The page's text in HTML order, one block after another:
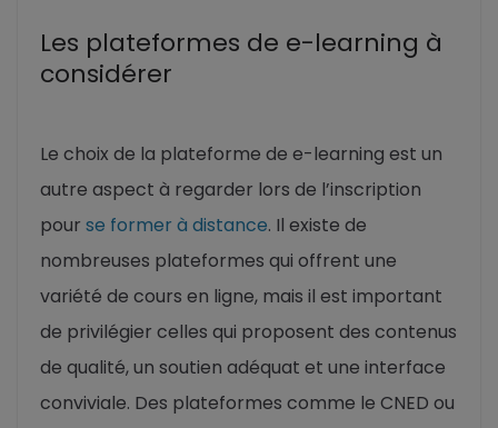
Les plateformes de e-learning à
considérer
Le choix de la plateforme de e-learning est un
autre aspect à regarder lors de l’inscription
pour se former à distance. Il existe de
nombreuses plateformes qui offrent une
variété de cours en ligne, mais il est important
de privilégier celles qui proposent des contenus
de qualité, un soutien adéquat et une interface
conviviale. Des plateformes comme le CNED ou